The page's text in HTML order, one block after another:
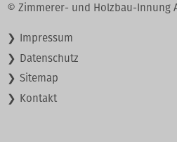
© Zimmerer- und Holzbau-Innung
Navigation
überspringen
Impressum
Datenschutz
Sitemap
Kontakt